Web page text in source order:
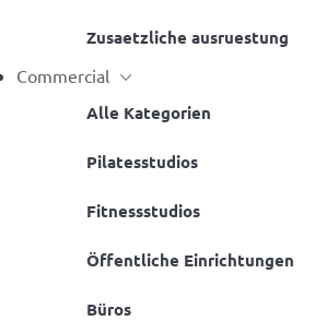
Zusaetzliche ausruestung
Commercial
Alle Kategorien
Pilatesstudios
Fitnessstudios
Öffentliche Einrichtungen
Büros